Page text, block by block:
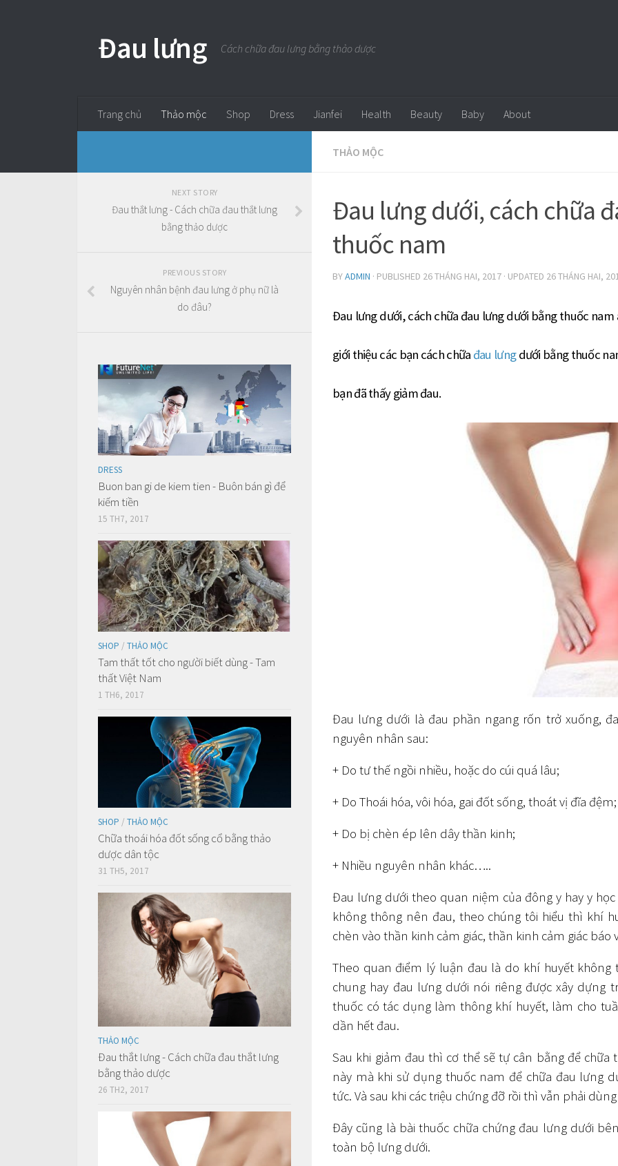
Đau lưng Cách chữa đau lưng bằng thảo dược
Trang chủ Thảo mộc Shop Dress Jianfei Health Beauty Baby About
THẢO MỘC
Đau lưng dưới, cách chữa
thuốc nam
BYADMIN · PUBLISHED 26 THÁNG HAI, 2017 · UPDATED 26 THÁNG HAI,
Đau lưng dưới, cách chữa đau lưng dưới bằng thuốc nam
giới thiệu các bạn cách chữa đau lưngdưới bằng thuốc
bạn đã thấy giảm đau.
Đau lưng dưới là đau phần ngang rốn trở xuống,
nguyên nhân sau:
+ Do tư thế ngồi nhiều, hoặc do cúi quá lâu;
+ Do Thoái hóa, vôi hóa, gai đốt sống, thoát vị đĩa đệm;
+ Do bị chèn ép lên dây thần kinh;
+ Nhiều nguyên nhân khác…..
Đau lưng dưới theo quan niệm của đông y hay y
không thông nên đau, theo chúng tôi hiểu thì khí
chèn vào thần kinh cảm giác, thần kinh cảm giác báo
Theo quan điểm lý luận đau là do khí huyết không
chung hay đau lưng dưới nói riêng được xây dựng
thuốc có tác dụng làm thông khí huyết, làm cho
dần hết đau.
Sau khi giảm đau thì cơ thể sẽ tự cân bằng để
này mà khi sử dụng thuốc nam để chữa đau lưng
tức. Và sau khi các triệu chứng đỡ rồi thì vẫn phải
Đây cũng là bài thuốc chữa chứng đau lưng dưới
toàn bộ lưng dưới.
NEXT STORY
Đau thắt lưng - Cách chữa đau thắt lưng
bằng thảo dược
PREVIOUS STORY
Nguyên nhân bệnh đau lưng ở phụ nữ là
do đâu?
DRESS
Buon ban gi de kiem tien - Buôn bán gì để
kiếm tiền
15 TH7, 2017
SHOP / THẢO MỘC
Tam thất tốt cho người biết dùng - Tam
thất Việt Nam
1 TH6, 2017
SHOP / THẢO MỘC
Chữa thoái hóa đốt sống cổ bằng thảo
dược dân tộc
31 TH5, 2017
THẢO MỘC
Đau thắt lưng - Cách chữa đau thắt lưng
bằng thảo dược
26 TH2, 2017